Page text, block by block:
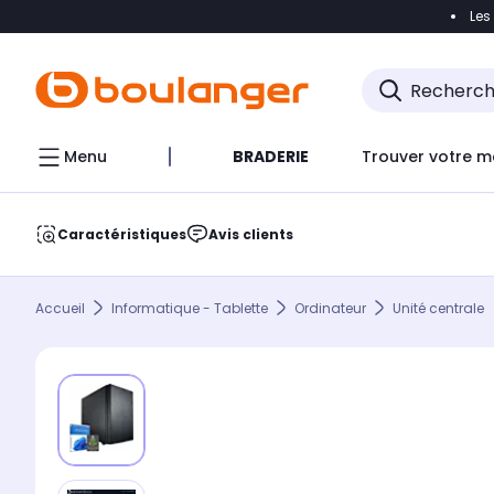
Accéder
Menu BRADERIE Trouver votre
Caractéristiques Avis clients
Accueil Informatique - Tablette Ordinateur Unité centrale